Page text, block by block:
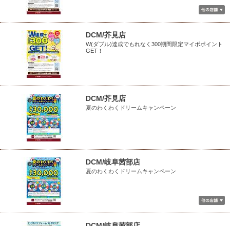
DCM/芥見店
W(ダブル)達成でもれなく300期間限定マイボポイント
GET！
DCM/芥見店
夏のわくわくドリームキャンペーン
DCM/岐阜茜部店
夏のわくわくドリームキャンペーン